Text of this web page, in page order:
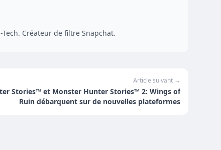
Créateur de filtre Snapchat.
Article suivant →
Stories™ et Monster Hunter Stories™ 2: Wings of
Ruin débarquent sur de nouvelles plateformes